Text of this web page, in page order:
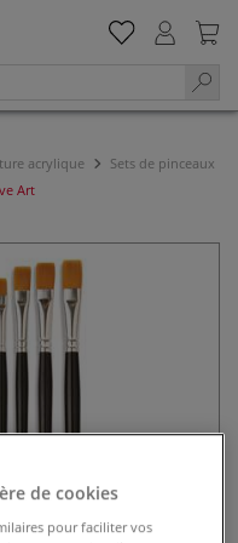
acrylique
Sets de pinceaux
Art
de cookies
pour faciliter vos